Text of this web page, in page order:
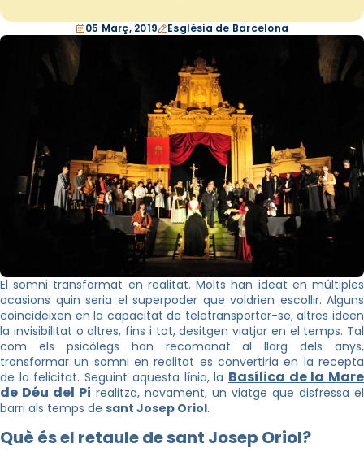
05 Març, 2019 Església de Barcelona
El somni transformat en realitat. Molts han ideat en múltiples
ocasions quin seria el superpoder que voldrien escollir. Alguns
coincideixen en la capacitat de teletransportar-se, altres ideen
la invisibilitat o altres, fins i tot, desitgen viatjar en el temps. Tal
com els psicòlegs han recomanat al llarg dels anys,
transformar un somni en realitat es convertiria en la recepta
de la felicitat. Seguint aquesta línia, la Basílica de la Mare
de Déu del Pi realitza, novament, un viatge que disfressa el
barri als temps de sant Josep Oriol.
Què és el retaule de sant Josep Oriol?